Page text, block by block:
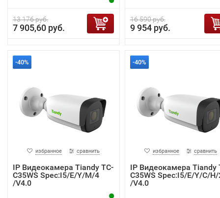
13 176 руб.
7 905,60 руб.
16 590 руб.
9 954 руб.
-40%
избранное сравнить
IP Видеокамера Tiandy TC-
C35WS Spec:I5/E/Y/M/4
/V4.0
-40%
избранное сравнить
IP Видеокамера Tiandy
C35WS Spec:I5/E/Y/C/H/
/V4.0